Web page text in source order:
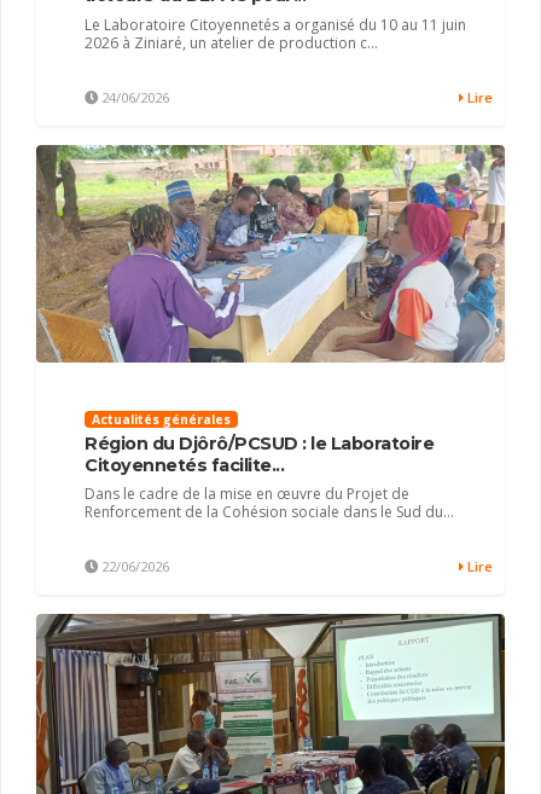
Le Laboratoire Citoyennetés a organisé du 10 au 11 juin
2026 à Ziniaré, un atelier de production c...
24/06/2026 Lire
Actualités générales
Région du Djôrô/PCSUD : le Laboratoire
Citoyennetés facilite...
Dans le cadre de la mise en œuvre du Projet de
Renforcement de la Cohésion sociale dans le Sud du...
22/06/2026 Lire